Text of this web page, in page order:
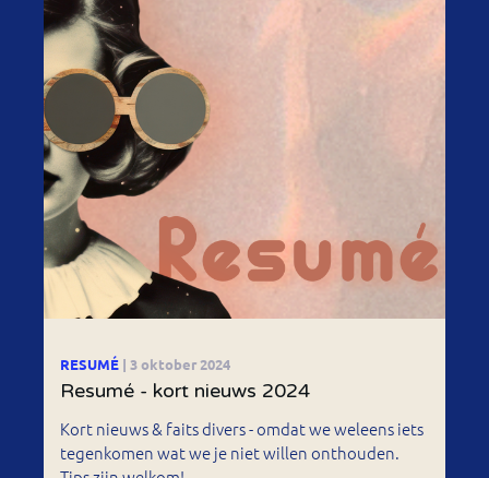
RESUMÉ | 3 oktober 2024
Resumé - kort nieuws 2024
Kort nieuws & faits divers - omdat we weleens iets
tegenkomen wat we je niet willen onthouden.